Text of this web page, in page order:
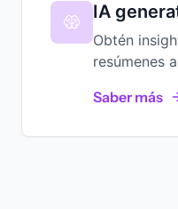
IA
Obtén
resúmenes
Saber más